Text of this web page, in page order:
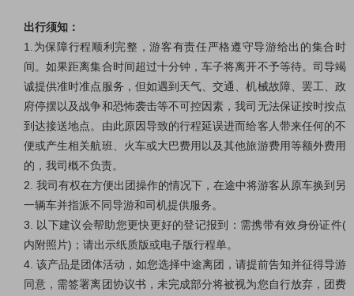
出行须知：
1.为保障行程顺利完整，游客有责任严格遵守导游给出的集合时
间。如果距离集合时间超过十分钟，车子将离开不予等待。司导竭
诚提供准时准点服务，但如遇到天气、交通、机械故障、罢工、政
府停摆以及战争和恐怖袭击等不可控因素，我司无法保证按时按点
到达接送地点。由此原因导致的行程延误进而给客人带来任何的不
便或产生相关航班、火车或大巴费用以及其他旅游费用等额外费用
的，我司概不负责。
2. 我司有权在方便出团操作的情况下，在途中将游客从原车换到另
一辆车并指派不同导游和司机提供服务。
3. 以下建议会帮助您更快更好的登记报到：需携带有效身份证件(
内附照片)；请出示纸质版或电子版行程单。
4. 该产品是团体活动，如您选择中途离团，请提前告知并征得导游
同意，需签署离团协议书，未完成部分将被视为您自行放弃，团费